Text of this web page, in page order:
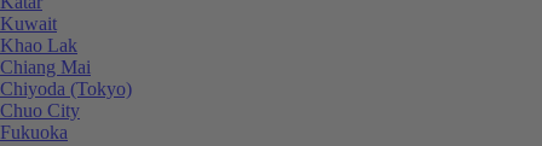
Kuwait
Khao Lak
Chiang Mai
Chiyoda (Tokyo)
Chuo City
Fukuoka